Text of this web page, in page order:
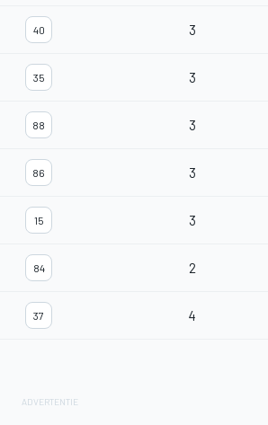
40 3
35 3
88 3
86 3
15 3
84 2
37 4